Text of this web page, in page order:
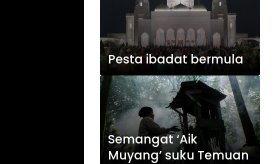
Pesta ibadat bermula
Semangat ‘Aik
Muyang’ suku Temuan